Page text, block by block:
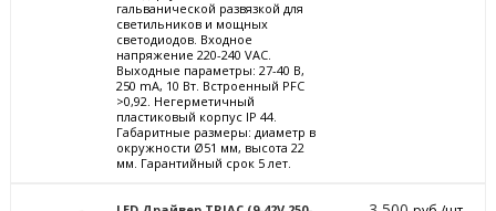
гальванической развязкой для
светильников и мощных
светодиодов. Входное
напряжение 220-240 VAC.
Выходные параметры: 27-40 В,
250 mА, 10 Вт. Встроенный PFC
>0,92. Негерметичный
пластиковый корпус IP 44.
Габаритные размеры: диаметр в
окружности Ø51 мм, высота 22
мм. Гарантийный срок 5 лет.